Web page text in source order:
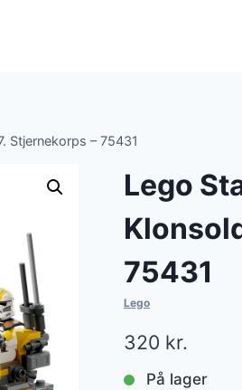
Stjernekorps – 75431
Lego
75431
Lego
320 kr.
På lager